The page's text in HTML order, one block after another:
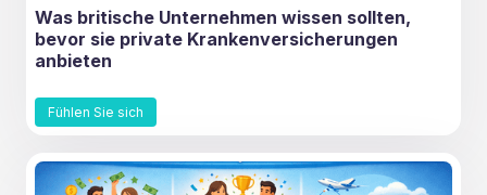
Was britische Unternehmen wissen sollten,
bevor sie private Krankenversicherungen
anbieten
Fühlen Sie sich